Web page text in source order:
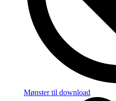
Mønster til download